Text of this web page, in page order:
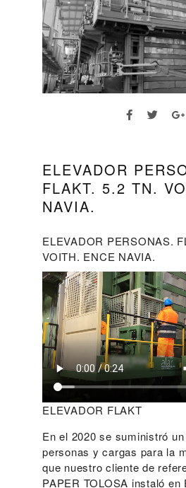
ELEVADOR
FLAKT. 5.2 TN.
NAVIA.
ELEVADOR PERSONAS.
VOITH. ENCE NAVIA.
ELEVADOR FLAKT
En el 2020 se suministró
personas y cargas para la
que nuestro cliente de
PAPER TOLOSA instaló en